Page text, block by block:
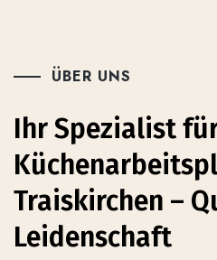
ÜBER UNS
Ihr Spezialist
Traiskirchen –
Leidenschaft